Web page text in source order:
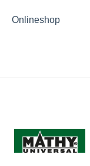
Onlineshop